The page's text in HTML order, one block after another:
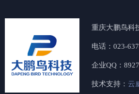
重庆大鹏鸟科
电话：023-
企业QQ：
技术支持： 云